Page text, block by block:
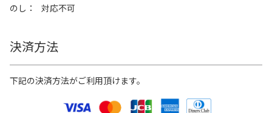
のし
対応不可
決済方法
下記の決済方法がご利用頂けます。